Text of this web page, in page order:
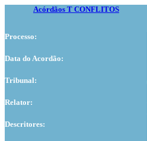
Acórdãos T CONFLITOS
Processo:
Data do Acordão:
Tribunal:
Relator:
Descritores: